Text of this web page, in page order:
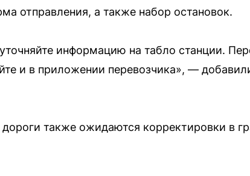
отправления, а также набор остановок.
информацию на табло станции.
и в приложении перевозчика», —
также ожидаются корректировки в